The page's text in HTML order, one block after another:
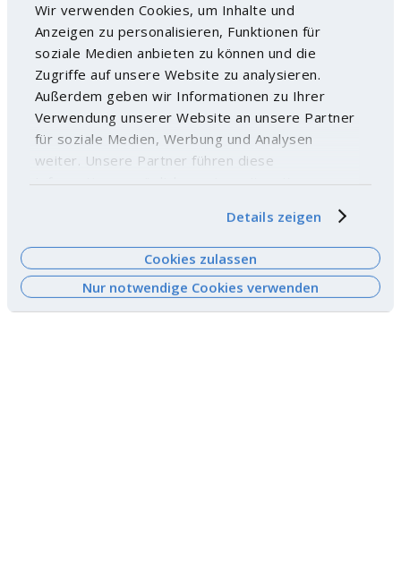
Wir verwenden Cookies, um Inhalte und
Anzeigen zu personalisieren, Funktionen für
soziale Medien anbieten zu können und die
Zugriffe auf unsere Website zu analysieren.
Außerdem geben wir Informationen zu Ihrer
Verwendung unserer Website an unsere Partner
für soziale Medien, Werbung und Analysen
weiter. Unsere Partner führen diese
Informationen möglicherweise mit weiteren
haben oder die sie im Rahmen Ihrer Nutzung der
Dienste gesammelt haben. Weitere
Informationen finden Siehier.
Details zeigen
Cookies zulassen
Nur notwendige Cookies verwenden